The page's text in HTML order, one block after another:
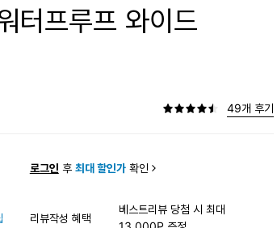
터프루프 와이드
49개 후기
로그인 후 최대 할인가확인
리뷰작성 혜택
베스트리뷰 당첨 시 최대